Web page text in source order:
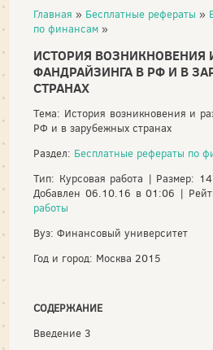
Главная » Бесплатные рефераты »
по финансам »
ИСТОРИЯ ВОЗНИКНОВЕНИЯ
ФАНДРАЙЗИНГА В РФ И В
СТРАНАХ
Тема: История возникновения и
РФ и в зарубежных странах
Раздел: Бесплатные рефераты по
Тип: Курсовая работа | Размер:
Добавлен 06.10.16 в 01:06 |
работы
Вуз: Финансовый университет
Год и город: Москва 2015
СОДЕРЖАНИЕ
Введение 3